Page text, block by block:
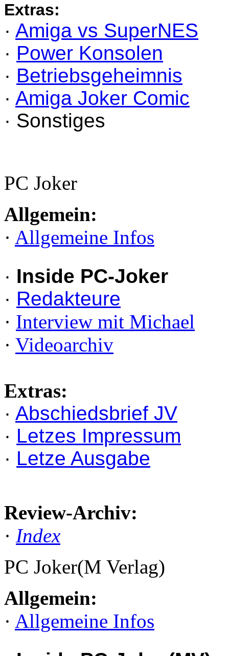
Extras:
· Amiga vs SuperNES
· Power Konsolen
· Betriebsgeheimnis
· Amiga Joker Comic
· Sonstiges
PC Joker
Allgemein:
· Allgemeine Infos
· Inside PC-Joker
· Redakteure
· Interview mit Michael
· Videoarchiv
Extras:
· Abschiedsbrief JV
· Letzes Impressum
· Letze Ausgabe
Review-Archiv:
· Index
PC Joker(M Verlag)
Allgemein:
· Allgemeine Infos